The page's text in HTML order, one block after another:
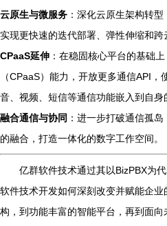
云原生与微服务 ：深化云原生架构转
实现更快速的迭代部署、弹性伸缩和跨
CPaaS延伸 ：在稳固核心平台的基础
（CPaaS）能力，开放更多通信API
音、视频、短信等通信功能嵌入到自身
融合通信与协同 ：进一步打破通信孤
的融合，打造一体化的数字工作空间。
亿群软件技术通过其以BizPBX为
软件技术开发如何深刻改变并赋能企
构，到功能丰富的智能平台，再到面